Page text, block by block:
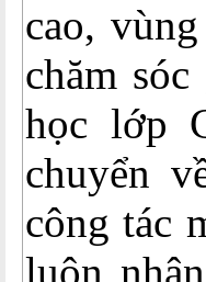
cao,
chăm
học lớp
chuyển
công tác
luôn